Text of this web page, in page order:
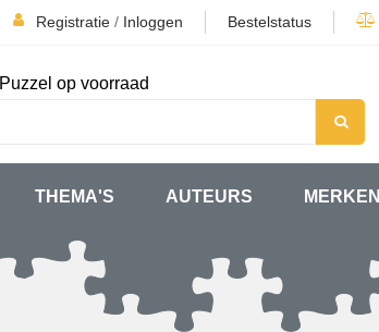
Registratie / Inloggen Bestelstatus
Puzzel op voorraad
THEMA'S AUTEURS MERKEN